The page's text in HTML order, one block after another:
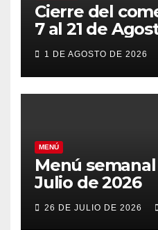
Cierre del
7 al 21 de
vacaciones
1 DE AGOSTO DE 2026
MENÚ
Menú semanal
Julio de 2026
26 DE JULIO DE 2026